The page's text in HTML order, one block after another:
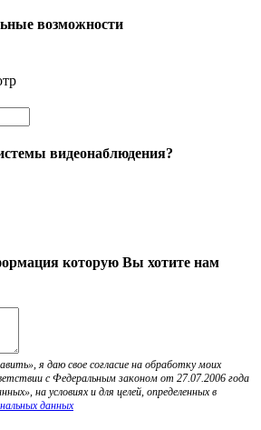
возможности
видеонаблюдения?
которую Вы хотите нам
я даю свое согласие на обработку моих
с Федеральным законом от 27.07.2006 года
на условиях и для целей, определенных в
данных